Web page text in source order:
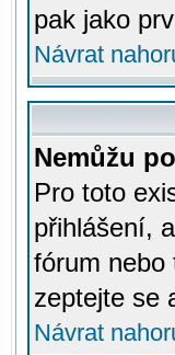
pak jako
Návrat
Nemůžu
Pro toto
přihlášení,
fórum nebo
zeptejte se
Návrat